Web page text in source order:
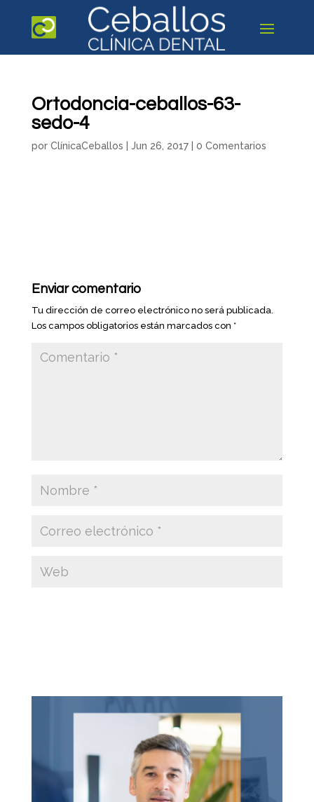
Ortodoncia-ceballos-63-
sedo-4
por ClínicaCeballos Jun 26, 2017| 0 Comentarios
Enviar comentario
Tu dirección de correo electrónico no será publicada.
Los campos obligatorios están marcados con *